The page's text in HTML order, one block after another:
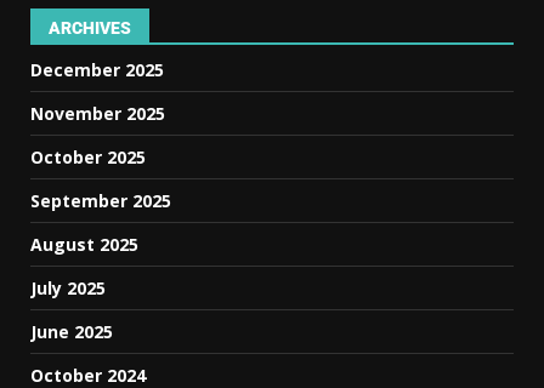
ARCHIVES
December 2025
November 2025
October 2025
September 2025
August 2025
July 2025
June 2025
October 2024